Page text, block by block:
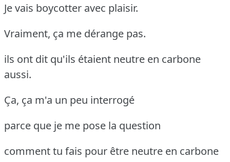
Je vais boycotter avec plaisir.
Vraiment, ça me dérange pas.
ils ont dit qu'ils étaient neutre en carbone
aussi.
Ça, ça m'a un peu interrogé
parce que je me pose la question
comment tu fais pour être neutre en carbone